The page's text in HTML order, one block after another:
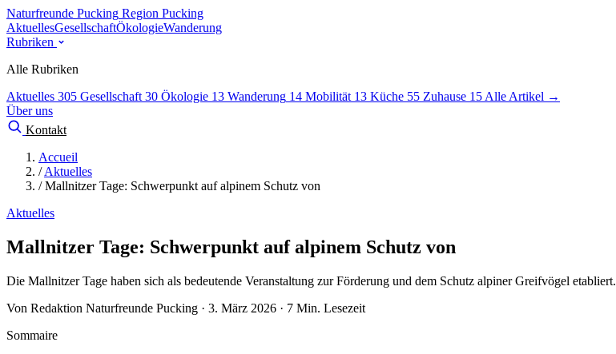
Naturfreunde Pucking Region Pucking
AktuellesGesellschaftÖkologieWanderung
Rubriken
Alle Rubriken
Aktuelles 305 Gesellschaft 30 Ökologie 13 Wanderung 14 Mobilität 13 Küche 55 Zuhause 15 Alle Artikel →
Über uns
Kontakt
Accueil
/ Aktuelles
/ Mallnitzer Tage: Schwerpunkt auf alpinem Schutz von
Aktuelles
Mallnitzer Tage: Schwerpunkt auf alpinem Schutz von
Die Mallnitzer Tage haben sich als bedeutende Veranstaltung zur Förderung und dem Schutz alpiner Greifvögel etabliert.
Von Redaktion Naturfreunde Pucking · 3. März 2026 · 7 Min. Lesezeit
Sommaire